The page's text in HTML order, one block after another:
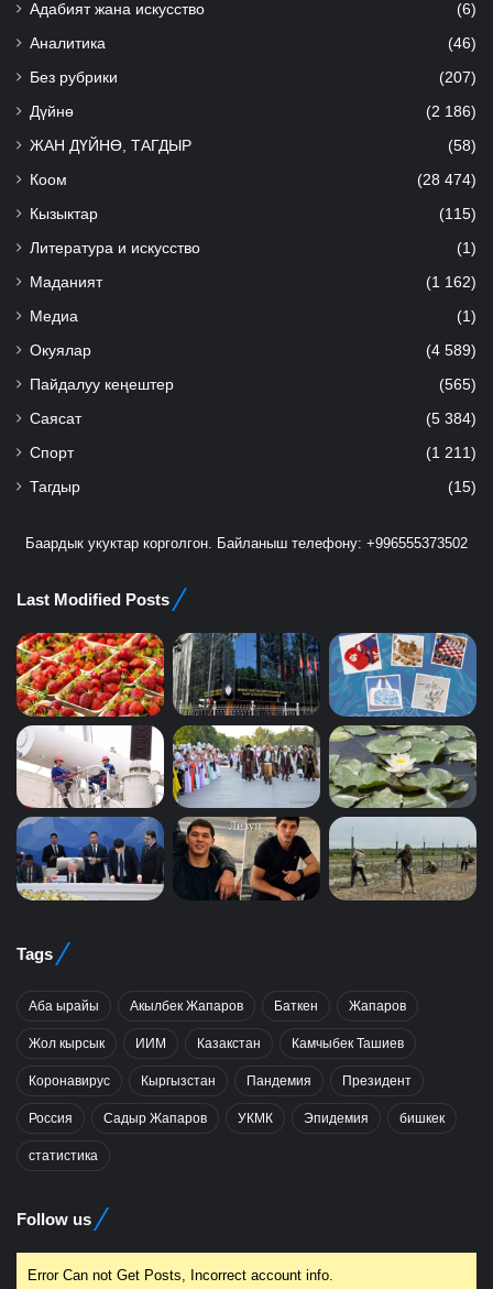
Адабият жана искусство (6)
Аналитика (46)
Без рубрики (207)
Дүйнө (2 186)
ЖАН ДҮЙНӨ, ТАГДЫР (58)
Коом (28 474)
Кызыктар (115)
Литература и искусство (1)
Маданият (1 162)
Медиа (1)
Окуялар (4 589)
Пайдалуу кеңештер (565)
Саясат (5 384)
Спорт (1 211)
Тагдыр (15)
Баардык укуктар корголгон. Байланыш телефону: +996555373502
Last Modified Posts
Tags
Аба ырайы Акылбек Жапаров Баткен Жапаров
Жол кырсык ИИМ Казакстан Камчыбек Ташиев
Коронавирус Кыргызстан Пандемия Президент
Россия Садыр Жапаров УКМК Эпидемия бишкек
статистика
Follow us
Error Can not Get Posts, Incorrect account info.